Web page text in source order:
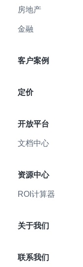
房地产
金融
客户案例
定价
开放平台
文档中心
资源中心
ROI计算器
关于我们
联系我们